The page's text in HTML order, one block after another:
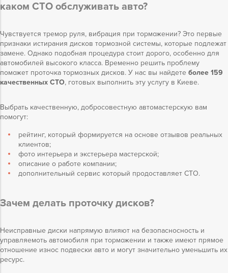
каком СТО обслуживать авто?
Чувствуется тремор руля, вибрация при торможении? Это первые
признаки истирания дисков тормозной системы, которые подлежат
замене. Однако подобная процедура стоит дорого, особенно для
автомобилей высокого класса. Временно решить проблему
поможет проточка тормозных дисков. У нас вы найдете более 159
качественных СТО, готовых выполнить эту услугу в Киеве.
Выбрать качественную, добросовестную автомастерскую вам
помогут:
рейтинг, который формируется на основе отзывов реальных
клиентов;
фото интерьера и экстерьера мастерской;
описание о работе компании;
дополнительный сервис который продоставляет СТО.
Зачем делать проточку дисков?
Неисправные диски напрямую влияют на безопасносность и
управляемоть автомобиля при торможении и также имеют прямое
отношение износ подвески авто и могут значительно уменьшить их
ресурс.